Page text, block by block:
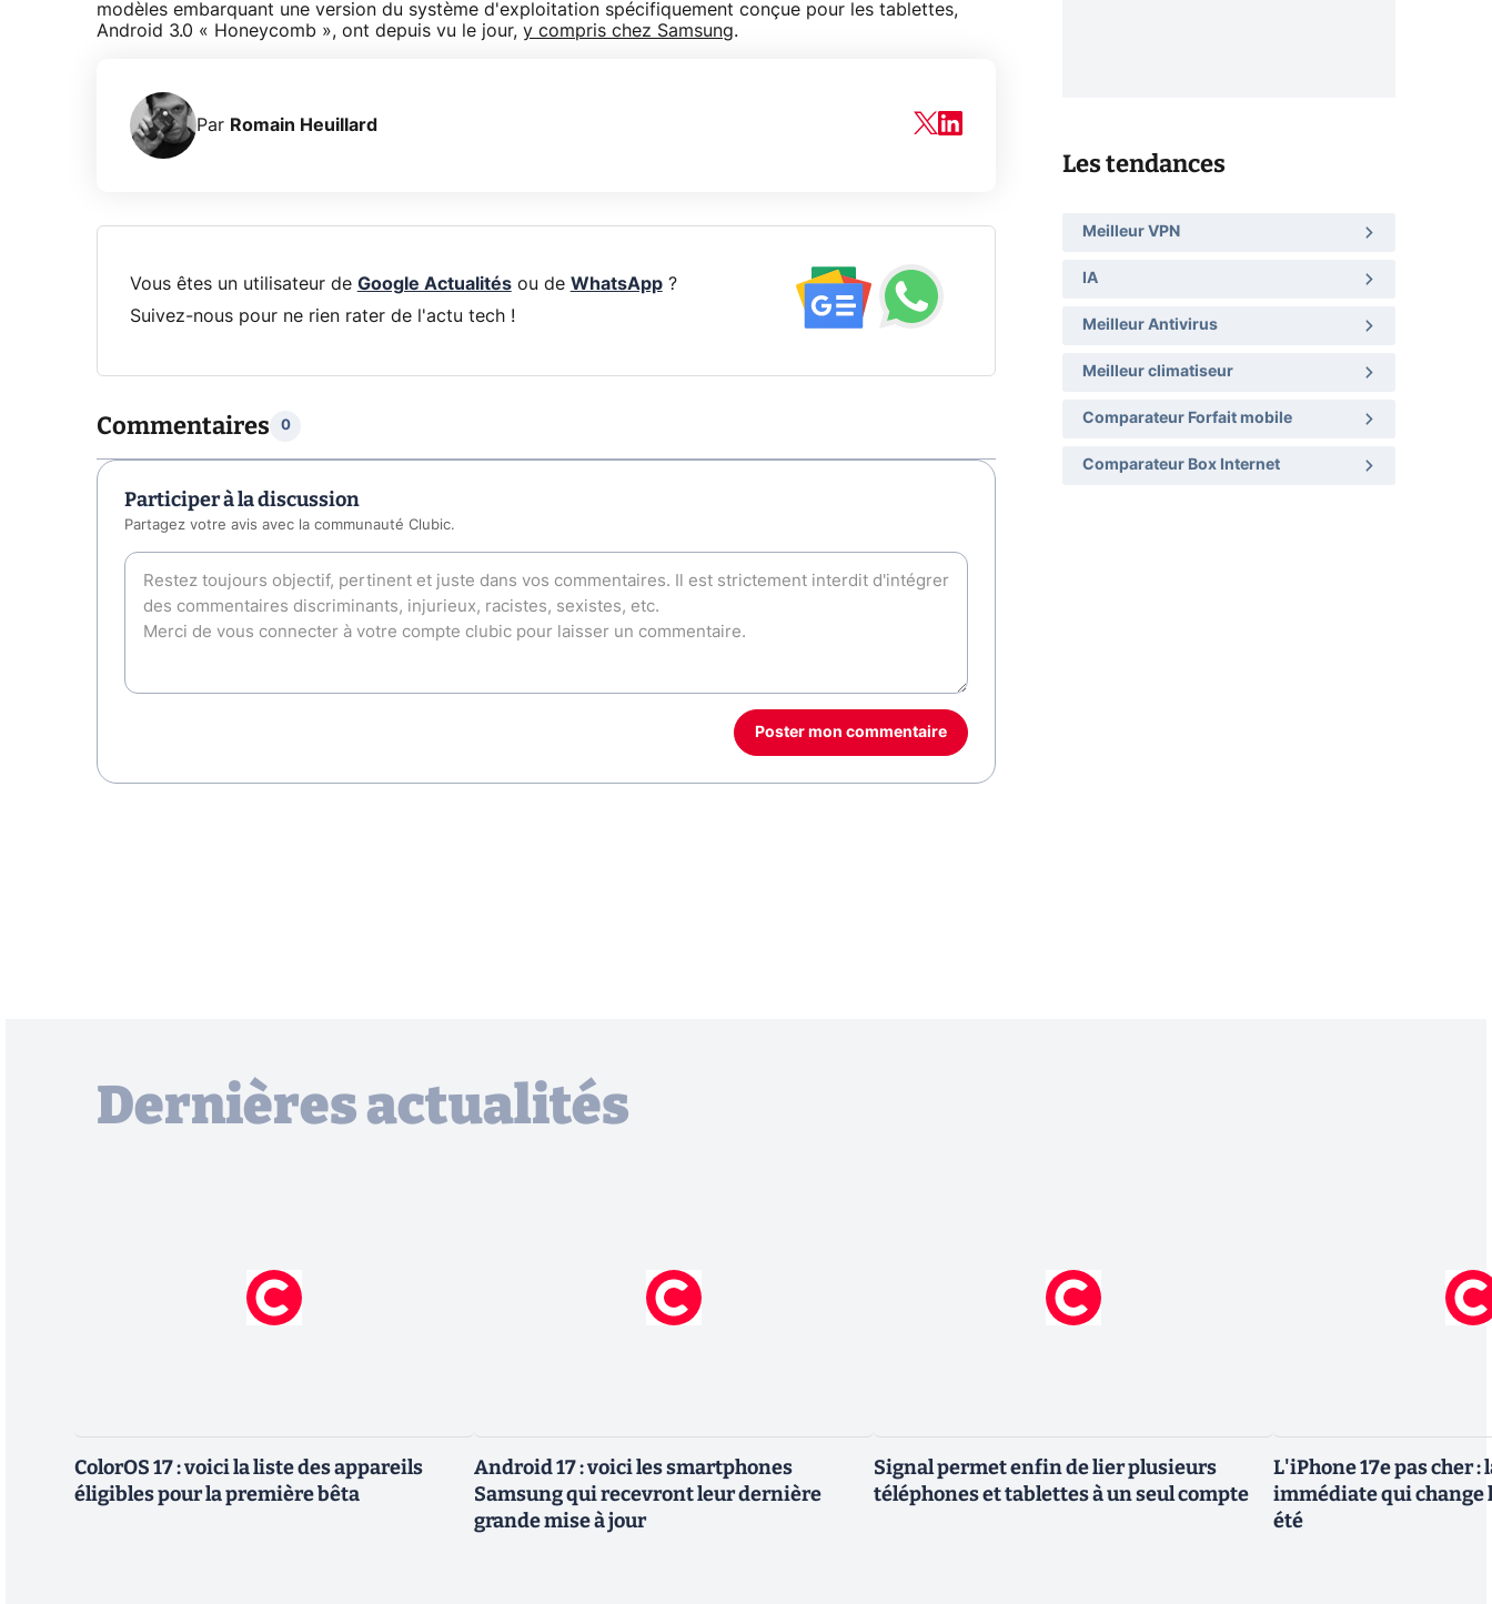
modèles embarquant une version du système d'exploitation spécifiquement conçue pour les tablettes,
Android 3.0 « Honeycomb », ont depuis vu le jour, y compris chez Samsung.
Par Romain Heuillard
Vous êtes un utilisateur de Google Actualitésou de WhatsApp?
Suivez-nous pour ne rien rater de l'actu tech !
Commentaires 0
Participer à la discussion
Partagez votre avis avec la communauté Clubic.
Poster mon commentaire
Les tendances
Meilleur VPN
IA
Meilleur Antivirus
Meilleur climatiseur
Comparateur Forfait mobile
Comparateur Box Internet
Dernières actualités
ColorOS 17 : voici la liste des appareils
éligibles pour la première bêta
Android 17 : voici les smartphones
Samsung qui recevront leur dernière
grande mise à jour
Signal permet enfin de lier plusieurs
téléphones et tablettes à un seul compte
L'iPhone 17e pas cher :
immédiate qui change
été